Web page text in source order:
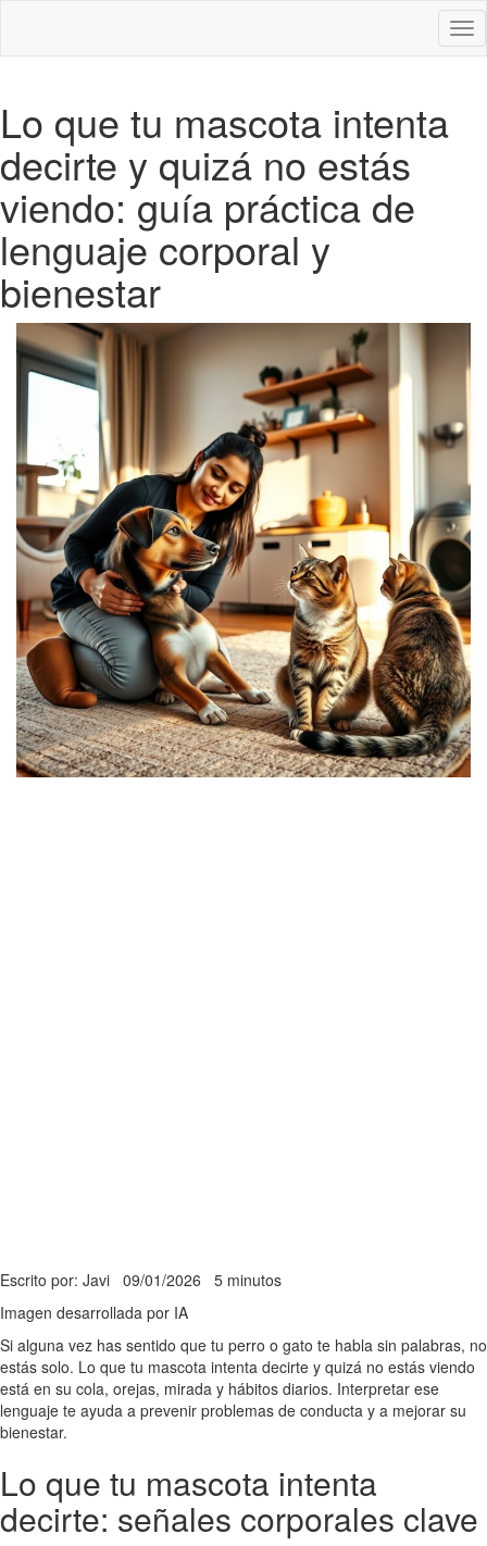
Lo que tu mascota intenta
decirte y quizá no estás
viendo: guía práctica de
lenguaje corporal y
bienestar
Escrito por: Javi 09/01/2026 5 minutos
Imagen desarrollada por IA
Si alguna vez has sentido que tu perro o gato te habla sin palabras, no
estás solo. Lo que tu mascota intenta decirte y quizá no estás viendo
está en su cola, orejas, mirada y hábitos diarios. Interpretar ese
lenguaje te ayuda a prevenir problemas de conducta y a mejorar su
bienestar.
Lo que tu mascota intenta
decirte: señales corporales clave